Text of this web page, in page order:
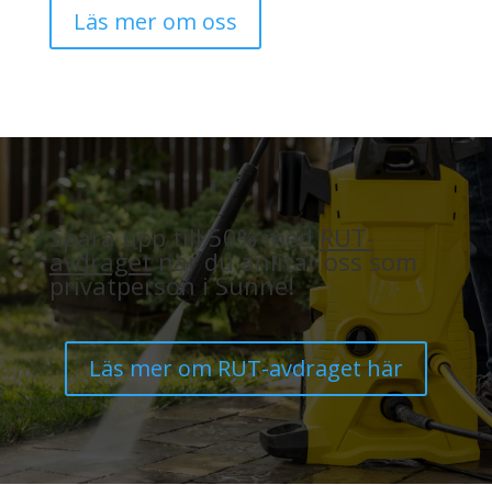
Läs mer om oss
Spara upp till 50% med RUT-
avdragetnär du anlitar oss som
privatperson i Sunne!
Läs mer om RUT-avdraget här